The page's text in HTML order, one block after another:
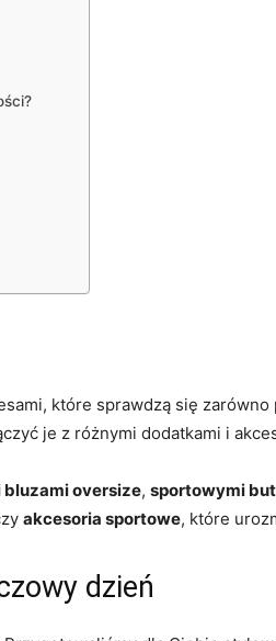
które sprawdzą się
je z różnymi dodatkami i
bluzami oversize, sportowymi
akcesoria sportowe, które
dzień